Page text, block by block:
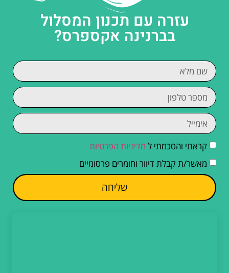
עזרה עם תכנון המסלול
בברנינה אקספרס?
קראתי והסכמתי ל מדיניות הפרטיות
מאשר/ת קבלת דיוור וחומרים פרסומיים
שליחה